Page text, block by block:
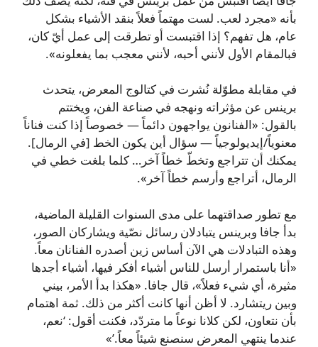
بأنه «مجرد لعب. لست مهتماً فعلاً بنقد الأشياء بشكل
عام، هل تفهم؟ إذا اقتبست أو تطرقت إلى عمل أيّ كان،
فبالمقام الأول لأنني أحبه، لأنني معجب بما يفعلونه».
في مقابلة مطوّلة نُشرت في كتالوج المعرض، يتحدث
برينس عن مؤثراته ونهجه في صناعة الفن، ويختتم
بالقول: «الفنانون يواجهون دائماً — خصوصاً إذا كنت فناناً
معنوياً/إيديولوجياً — سؤال أين يكون الخط [في الرمال].
يمكنك أن تتراجع وتخطّ خطاً آخر… كلما بلغت خطي في
الرمال، أتراجع وأرسم خطاً آخر».
مع تطور صداقتهما على مدى السنوات القليلة الماضية،
بدأ جافا وبرينس يتبادلان رسائل نصّية ويشاركان الصور،
وهذه التبادلات هي الآن أساس زين أصدره الفنانان معاً.
«أنا باستمرار أرسل للناس أشياء أفكر فيها، أشياء أجدها
مثيرة، أي شيء فعلاً»، قال جافا. «هكذا بدأ الأمر، بيني
وبين ريتشارد. لا أظن أنها كانت أكثر من ذلك. ثمة اهتمام
بأن نتعاون، لكن كلانا نوعاً ما متردّد، فكنت أقول: ‘نعم،
عندما ينتهي المعرض سنصنع شيئاً معاً.’»